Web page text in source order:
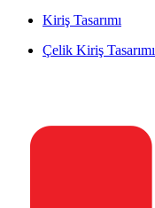
Kiriş Tasarımı
Çelik Kiriş Tasarımı